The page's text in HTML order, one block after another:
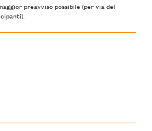
preavviso possibile (per via del